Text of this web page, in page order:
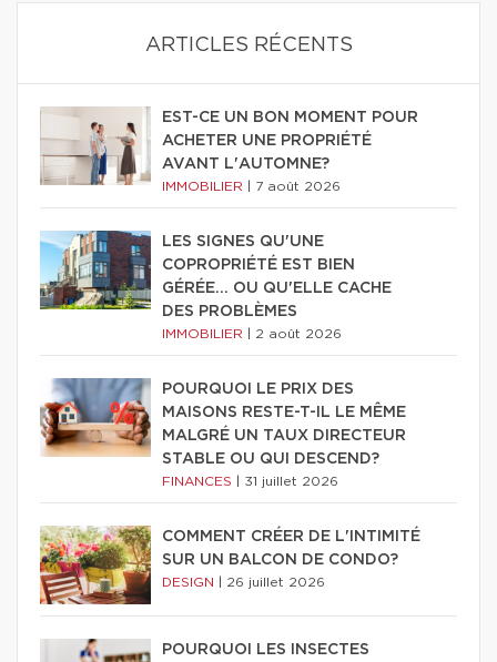
ARTICLES RÉCENTS
EST-CE UN BON MOMENT POUR
ACHETER UNE PROPRIÉTÉ
AVANT L'AUTOMNE?
IMMOBILIER 7 août 2026
LES SIGNES QU'UNE
COPROPRIÉTÉ EST BIEN
GÉRÉE… OU QU'ELLE CACHE
DES PROBLÈMES
IMMOBILIER 2 août 2026
POURQUOI LE PRIX DES
MAISONS RESTE-T-IL LE MÊME
MALGRÉ UN TAUX DIRECTEUR
STABLE OU QUI DESCEND?
FINANCES 31 juillet 2026
COMMENT CRÉER DE L'INTIMITÉ
SUR UN BALCON DE CONDO?
DESIGN 26 juillet 2026
POURQUOI LES INSECTES